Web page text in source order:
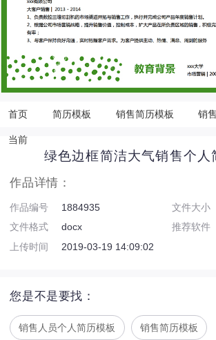
首页 简历模板 销售简历模板 销
当前
绿色边框简洁大气销售个人
作品详情：
作品编号 1884935 文件大小
文件格式
docx 推荐软件
上传时间
2019-03-19 14:09:02
您是不是要找：
销售人员个人简历模板 销售简历模板